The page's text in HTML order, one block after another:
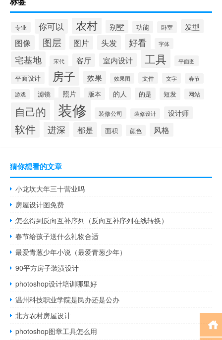
专业 你可以 农村 别墅 功能 卧室 发型
图像 图层 图片 头发 好看 字体
宅基地 宋代 客厅 室内设计 工具 平面图
平面设计 房子 效果 效果图 文件 文字 春节
游戏 滤镜 照片 版本 的人 的是 短发 网站
自己的 装修 装修公司 装修设计 设计师
软件 进深 都是 面积 颜色 风格
猜你想看的文章
小龙坎大年三十营业吗
房屋设计图免费
怎么得到反向互补序列（反向互补序列在线转换）
春节给孩子送什么礼物合适
最爱青葱少年小说（最爱青葱少年）
90平方房子装潢设计
photoshop设计培训哪里好
温州科技职业学院是民办还是公办
北方农村房屋设计
photoshop图章工具怎么用